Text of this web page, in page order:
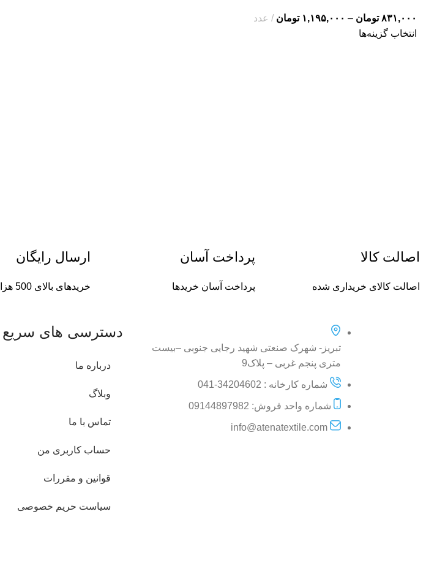
۸۳۱,۰۰۰ تومان – ۱,۱۹۵,۰۰۰ تومان
عدد
انتخاب گزینه‌ها
اصالت کالا
اصالت کالای خریداری شده
پرداخت آسان
پرداخت آسان خریدها
ارسال رایگان
خریدهای بالای 500 هزار تومان
تبریز- شهرک صنعتی شهید رجایی جنوبی –بیست
متری پنجم غربی – پلاک9
شماره کارخانه : 34204602-041
شماره واحد فروش: 09144897982
info@atenatextile.com
دسترسی های سریع
درباره ما
وبلاگ
تماس با ما
حساب کاربری من
قوانین و مقررات
سیاست حریم خصوصی